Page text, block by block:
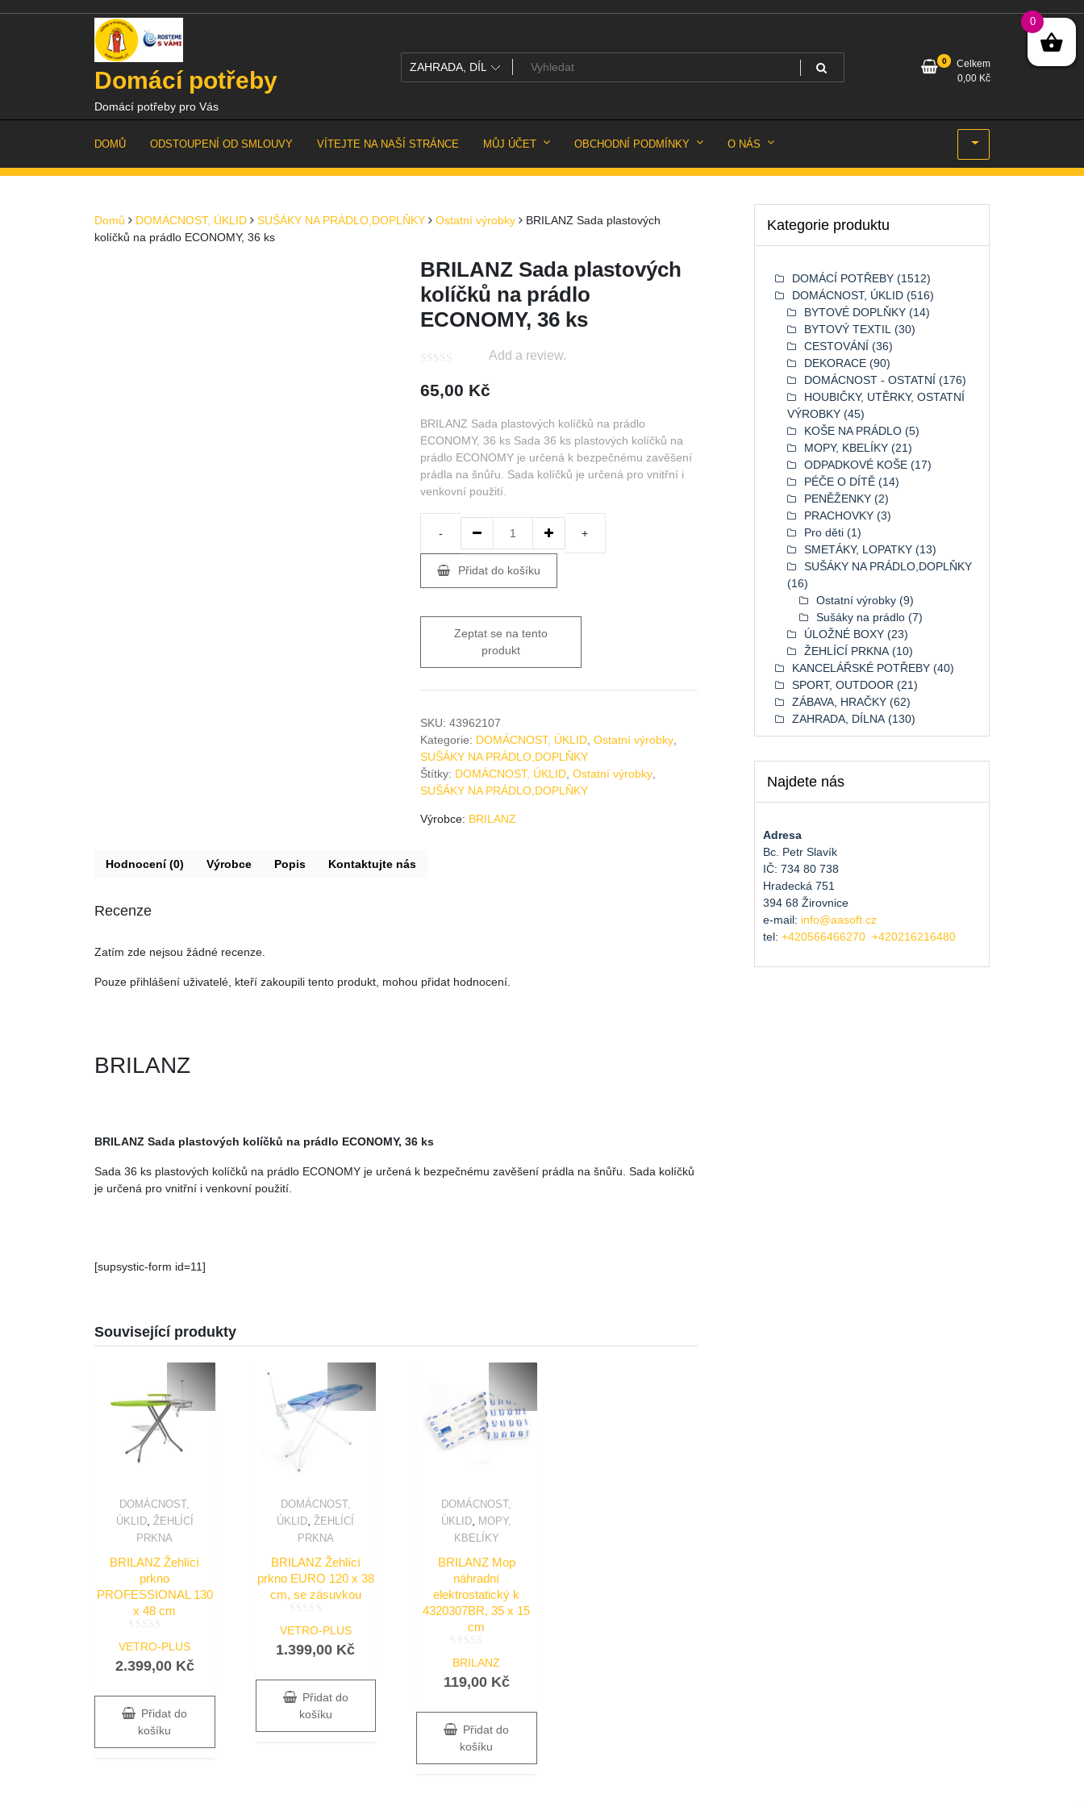
Domácí potřeby
Domácí potřeby pro Vás
0
Celkem
0,00 Kč
DOMŮ ODSTOUPENÍ OD SMLOUVY VÍTEJTE NA NAŠÍ STRÁNCE MŮJ ÚČET OBCHODNÍ PODMÍNKY O NÁS
Domů DOMÁCNOST, ÚKLID SUŠÁKY NA PRÁDLO,DOPLŇKY Ostatní výrobky
BRILANZ Sada plastových
kolíčků na prádlo ECONOMY, 36 ks
BRILANZ Sada plastových
kolíčků na prádlo
ECONOMY, 36 ks
Add a review.
65,00 Kč
BRILANZ Sada plastových kolíčků na prádlo
ECONOMY, 36 ks Sada 36 ks plastových kolíčků na
prádlo ECONOMY je určená k bezpečnému zavěšení
prádla na šnůřu. Sada kolíčků je určená pro vnitřní i
venkovní použití.
Sada
plastových
kolíčků
ECONOMY,
quantity
Přidat do košíku
SKU: 43962107
Kategorie: DOMÁCNOST, ÚKLID, Ostatní výrobky,
SUŠÁKY NA PRÁDLO,DOPLŇKY
Štítky: DOMÁCNOST, ÚKLID, Ostatní výrobky,
SUŠÁKY NA PRÁDLO,DOPLŇKY
Výrobce: BRILANZ
Hodnocení (0) Výrobce Popis Kontaktujte nás
Recenze
Zatím zde nejsou žádné recenze.
Pouze přihlášení uživatelé, kteří zakoupili tento produkt, mohou přidat hodnocení.
BRILANZ
BRILANZ Sada plastových kolíčků na prádlo ECONOMY, 36 ks
Sada 36 ks plastových kolíčků na prádlo ECONOMY je určená k bezpečnému zavěšení prádla na šnůřu. Sada kolíčků
je určená pro vnitřní i venkovní použití.
[supsystic-form id=11]
Související produkty
DOMÁCNOST,
ÚKLID, ŽEHLÍCÍ
PRKNA
BRILANZ Žehlící
prkno
PROFESSIONAL 130
x 48 cm
0
5
VETRO-PLUS
2.399,00 Kč
Přidat do
košíku
DOMÁCNOST,
ÚKLID,ŽEHLÍCÍ
PRKNA
BRILANZ Žehlící
prkno EURO 120 x 38
cm, se zásuvkou
0
5
VETRO-PLUS
1.399,00 Kč
Přidat do
košíku
DOMÁCNOST,
ÚKLID, MOPY,
KBELÍKY
BRILANZ Mop
náhradní
elektrostatický k
4320307BR, 35 x 15
cm
0
5
BRILANZ
119,00 Kč
Přidat do
košíku
Kategorie produktu
DOMÁCÍ POTŘEBY (1512)
DOMÁCNOST, ÚKLID (516)
BYTOVÉ DOPLŇKY (14)
BYTOVÝ TEXTIL (30)
CESTOVÁNÍ (36)
DEKORACE (90)
DOMÁCNOST - OSTATNÍ (176)
HOUBIČKY, UTĚRKY, OSTATNÍ
VÝROBKY (45)
KOŠE NA PRÁDLO (5)
MOPY, KBELÍKY (21)
ODPADKOVÉ KOŠE (17)
PÉČE O DÍTĚ (14)
PENĚŽENKY (2)
PRACHOVKY (3)
Pro děti (1)
SMETÁKY, LOPATKY (13)
SUŠÁKY NA PRÁDLO,DOPLŇKY
(16)
Ostatní výrobky (9)
Sušáky na prádlo (7)
ÚLOŽNÉ BOXY (23)
ŽEHLÍCÍ PRKNA (10)
KANCELÁŘSKÉ POTŘEBY (40)
SPORT, OUTDOOR (21)
ZÁBAVA, HRAČKY (62)
ZAHRADA, DÍLNA (130)
Najdete nás
Adresa
Bc. Petr Slavík
IČ: 734 80 738
Hradecká 751
394 68 Žirovnice
e-mail: info@aasoft.cz
tel: +420566466270 +420216216480
0